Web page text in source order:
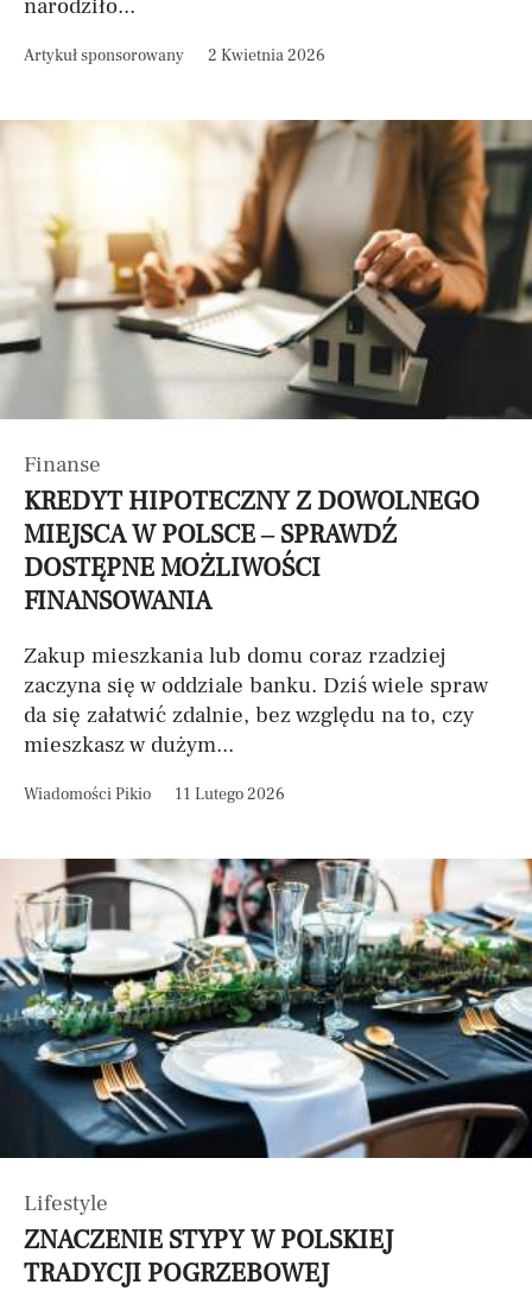
narodziło...
Artykuł sponsorowany 2 Kwietnia 2026
Finanse
KREDYT HIPOTECZNY Z DOWOLNEGO
MIEJSCA W POLSCE – SPRAWDŹ
DOSTĘPNE MOŻLIWOŚCI
FINANSOWANIA
Zakup mieszkania lub domu coraz rzadziej
zaczyna się w oddziale banku. Dziś wiele spraw
da się załatwić zdalnie, bez względu na to, czy
mieszkasz w dużym...
Wiadomości Pikio 11 Lutego 2026
Lifestyle
ZNACZENIE STYPY W POLSKIEJ
TRADYCJI POGRZEBOWEJ